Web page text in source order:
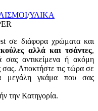
/ΥΛΙΚΑ
σε διάφορα χρώματα και
αλλά και τσάντες,
σας αντικείμενα ή ακόμη
σας. Αποκτήστε τις τώρα σε
μεγάλη γκάμα που σας
την Κατηγορία.